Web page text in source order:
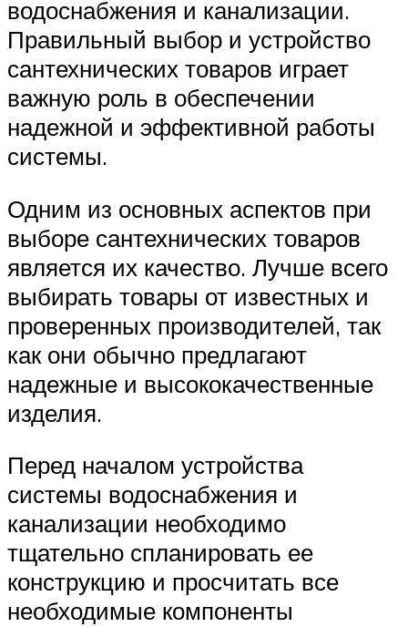
водоснабжения и канализации.
Правильный выбор и устройство
сантехнических товаров играет
важную роль в обеспечении
надежной и эффективной работы
системы.
Одним из основных аспектов при
выборе сантехнических товаров
является их качество. Лучше всего
выбирать товары от известных и
проверенных производителей, так
как они обычно предлагают
надежные и высококачественные
изделия.
Перед началом устройства
системы водоснабжения и
канализации необходимо
тщательно спланировать ее
конструкцию и просчитать все
необходимые компоненты